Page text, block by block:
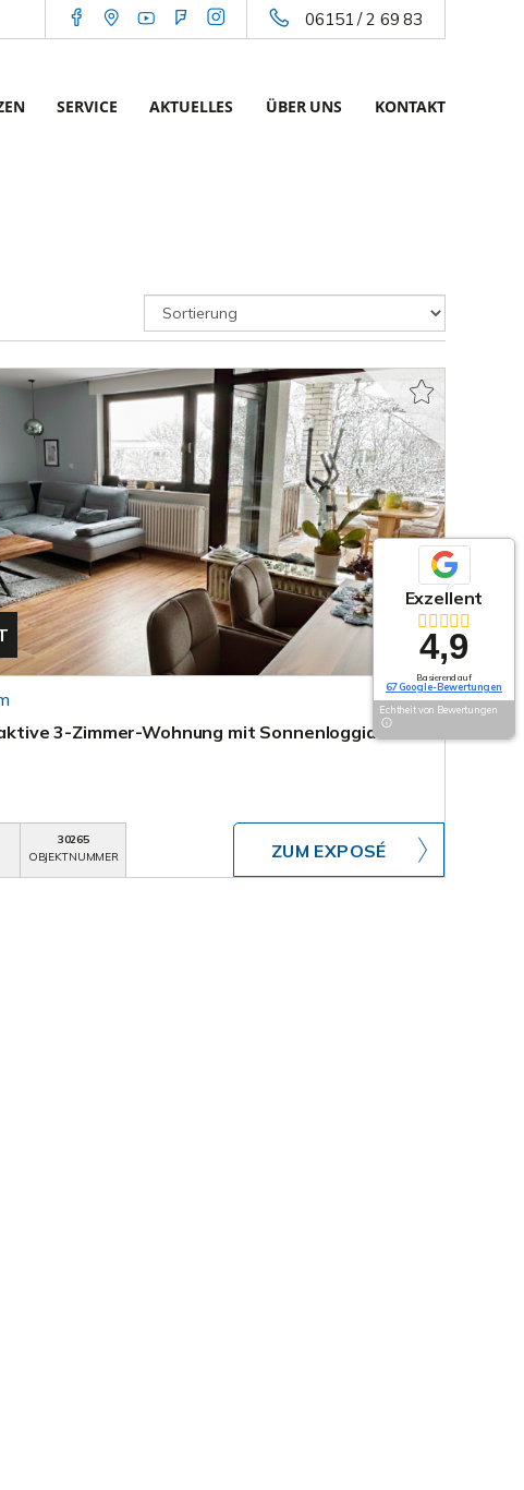
06151 / 2 69 83
SERVICE AKTUELLES ÜBER UNS KONTAKT
3-Zimmer-Wohnung mit Sonnenloggia und
30265
OBJEKTNUMMER
ZUM EXPOSÉ
Exzellent
4,9
Basierend auf
67 Google-Bewertungen
Echtheit von Bewertungen